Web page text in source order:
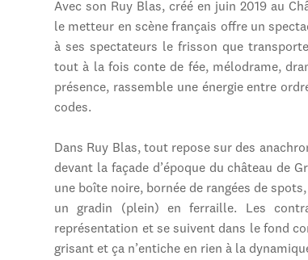
Avec son Ruy Blas, créé en juin 2019 au
le metteur en scène français offre un
à ses spectateurs le frisson que
tout à la fois conte de fée, mélodrame,
présence, rassemble une énergie entre
codes.
Dans Ruy Blas, tout repose sur des
devant la façade d’époque du château de
une boîte noire, bornée de rangées de
un gradin (plein) en ferraille. Les
représentation et se suivent dans le fond
grisant et ça n’entiche en rien à la